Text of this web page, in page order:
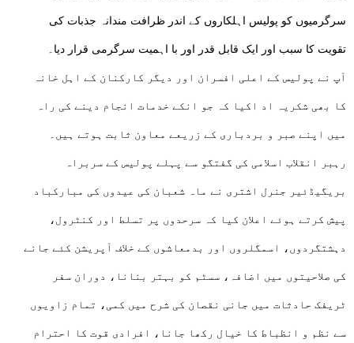
سرگرمیوں کو پولیس اہلکاروں کے اندر ظرافت مندانہ جذبات کی
تقویت کا سبب اور ایک قابل قدر اور با اہمیت سرگرمی قرار دیا۔
آپ نے پولیس کے اعلی افسران اور دیگر کارکنان کے اہل خانہ
کا بھی شکریہ اد اکیا کہ جو انکے خدمات انجام دینے کی راہ
میں اپنے صبر و بردباری کے زریعے معاون ثابت ہوتے ہیں۔
رہبر انقلاب اسلامی کی گفتگو سے پہلے پولیس کے سربراہ
بریگیڈئیر جنرل اشتری نے ماہ شعبان کی عیدوں کی مبارکباد
پیش کرتے ہوئے اعلان کیا کہ سرحدوں پر تسلط اور کنٹرول،
دہشتگردوں، اسمگلروں اور بدمعاشوں کے خلاف آپریشن کئے جانے
کی صلاحیتوں میں اضافہ، سسٹم کو بہتر بنانا، دوران سفر
ٹریفک حادثات میں جانی نقصان کی شرح میں کمی، تمام زاویوں
سے نظم و انظباط کا خیال رکھا جانا، افرادی قوت کا احترام